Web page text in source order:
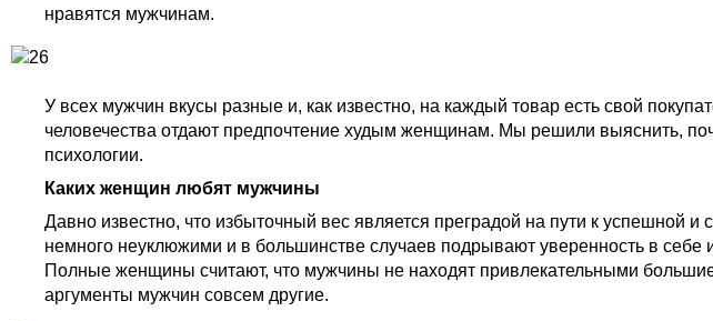
нравятся мужчинам.
У всех мужчин вкусы разные и, как известно, на каждый товар есть свой
человечества отдают предпочтение худым женщинам. Мы решили выяснить,
психологии.
Каких женщин любят мужчины
Давно известно, что избыточный вес является преградой на пути к успешной
немного неуклюжими и в большинстве случаев подрывают уверенность в себе
Полные женщины считают, что мужчины не находят привлекательными
аргументы мужчин совсем другие.